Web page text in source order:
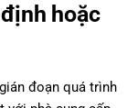
Indonesia
ไทย
hoặc
đoạn quá trình